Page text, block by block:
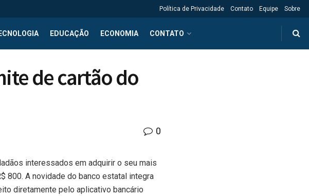
Política de Privacidade Contato Equipe Sobre
EDUCAÇÃO ECONOMIA CONTATO
de cartão do
0
interessados em adquirir o seu mais
800. A novidade do banco estatal integra
diretamente pelo aplicativo bancário